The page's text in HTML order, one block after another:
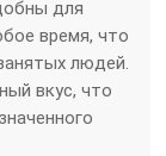
для
время, что
людей.
вкус, что